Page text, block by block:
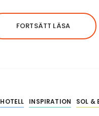
FORTSÄTT LÄSA
HOTELL INSPIRATION SOL &